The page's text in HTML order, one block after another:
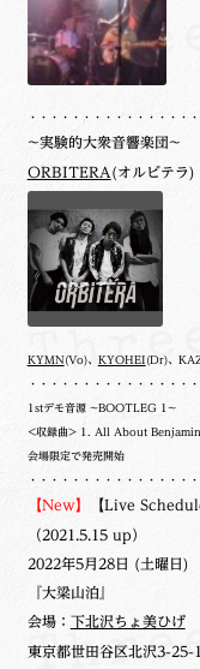
・・・・・・・・・・・・・・・・
~実験的大衆音響楽団~
ORBITERA (オルビテラ)
KYMN(Vo)、 KYOHEI (Dr)、
・・・・・・・・・・・・・・・・
1stデモ音源 ~BOOTLEG 1~
<収録曲> 1. All About
会場限定で発売開始
・・・・・・・・・・・・・・・・
【New】 【Live
（2021.5.15 up）
2022年5月28日 (土曜
『大梁山泊』
会場： 下北沢ちょ美ひげ
東京都世田谷区北沢3-25-